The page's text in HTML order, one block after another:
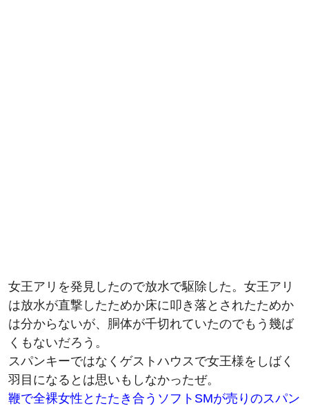
は放水が直撃したためか床に叩き落とされたためか
は分からないが、胴体が千切れていたのでもう幾ば
くもないだろう。
スパンキーではなくゲストハウスで女王様をしばく
羽目になるとは思いもしなかったぜ。
鞭で全裸女性とたたき合うソフトSMが売りのスパン
キーはバンコクのナナプラザにあるゴーゴーバー